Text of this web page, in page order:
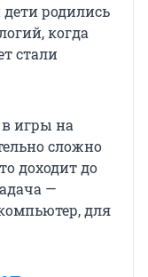
дети родились
когда
стали
игры на
сложно
доходит до
—
для